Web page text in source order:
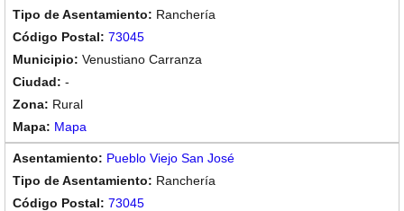
Ranchería
73045
Venustiano Carranza
-
Rural
Mapa
Pueblo Viejo San José
Ranchería
73045